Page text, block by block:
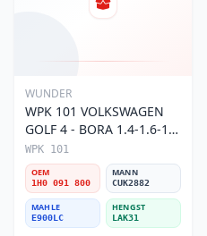
WUNDER
WPK 101 VOLKSWAGEN
GOLF 4 - BORA 1.4-1.6-1.8
POLO III KARBONLU 1H0
091 800 Polen Filtresi
WPK 101
OEM
1H0 091 800
MANN
CUK2882
MAHLE
E900LC
HENGST
LAK31